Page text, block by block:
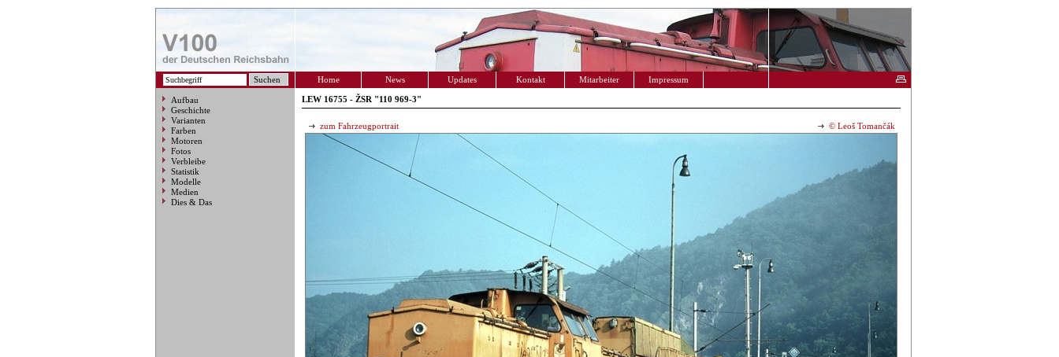
Home News Updates Kontakt Mitarbeiter Impressum
Aufbau
Geschichte
Varianten
Farben
Motoren
Fotos
Verbleibe
Statistik
Modelle
Medien
Dies & Das
LEW 16755 - ŽSR "110 969-3"
zum Fahrzeugportrait © Leoš Tomančák